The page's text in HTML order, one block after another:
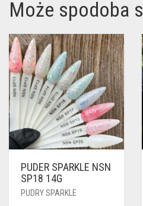
Może spodoba
PUDER SPARKLE NSN
SP18 14G
PUDRY SPARKLE